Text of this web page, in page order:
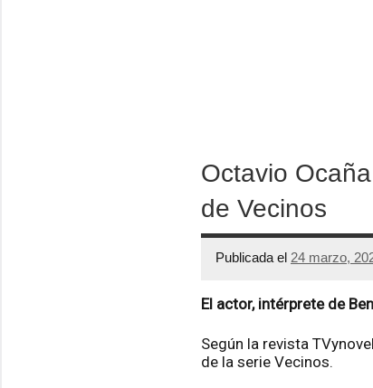
Octavio
de Vecinos
Publicada el 24 marzo,
El actor, intérprete de
Según la revista
de la serie Vecinos.